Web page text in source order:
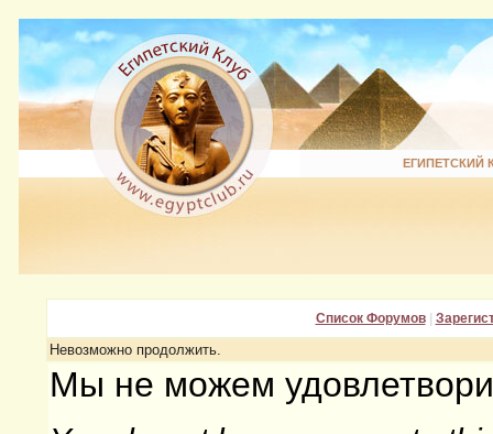
ЕГИПЕТСКИЙ
Список Форумов|
Невозможно продолжить.
Мы не можем